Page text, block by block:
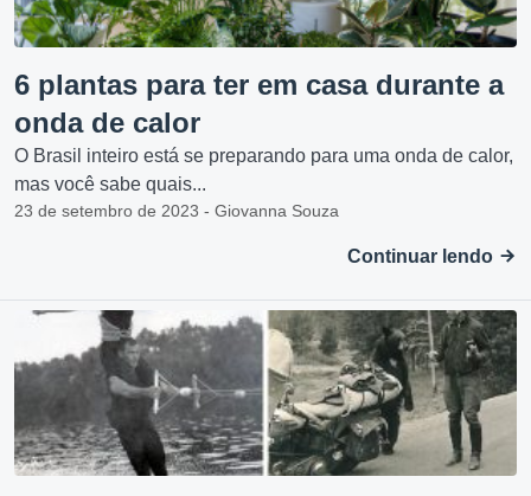
6 plantas para ter em casa durante a
onda de calor
O Brasil inteiro está se preparando para uma onda de calor,
mas você sabe quais...
23 de setembro de 2023 - Giovanna Souza
Continuar lendo